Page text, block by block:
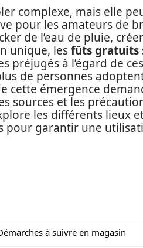
complexe, mais elle
pour les amateurs de
de l’eau de pluie,
unique, lesfûts gratuits
préjugés à l’égard de ces
de personnes
cette émergence
sources et les
les différents lieux
pour garantir une
à suivre en magasin